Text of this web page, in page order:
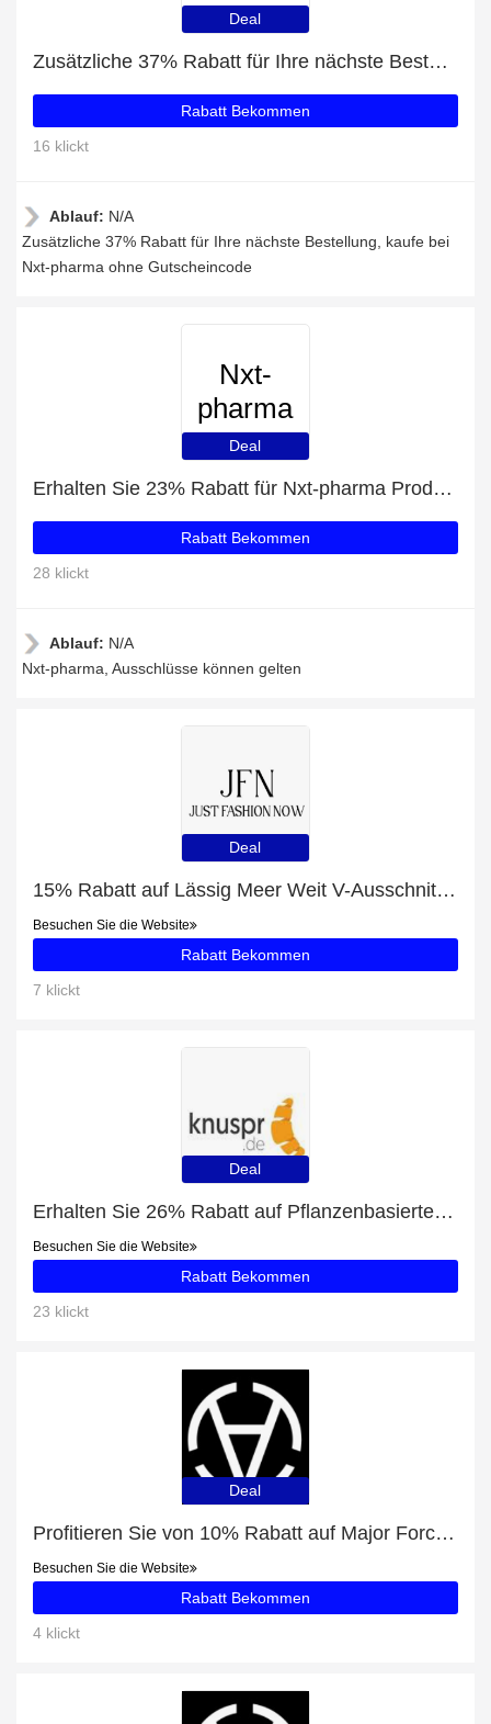
Deal
Zusätzliche 37% Rabatt für Ihre nächste Bestellung
Rabatt Bekommen
16 klickt
Ablauf: N/A
Zusätzliche 37% Rabatt für Ihre nächste Bestellung, kaufe bei
Nxt-pharma ohne Gutscheincode
Nxt-
pharma
Deal
Erhalten Sie 23% Rabatt für Nxt-pharma Produkte
Rabatt Bekommen
28 klickt
Ablauf: N/A
Nxt-pharma, Ausschlüsse können gelten
Deal
15% Rabatt auf Lässig Meer Weit V-Ausschnitt Sweatshirt
Besuchen Sie die Website
Rabatt Bekommen
7 klickt
Deal
Erhalten Sie 26% Rabatt auf Pflanzenbasierter Vorratschrank und mehr
Besuchen Sie die Website
Rabatt Bekommen
23 klickt
Deal
Profitieren Sie von 10% Rabatt auf Major Force Crewneck Sweatshirt Black und andere 62-Angebote
Besuchen Sie die Website
Rabatt Bekommen
4 klickt